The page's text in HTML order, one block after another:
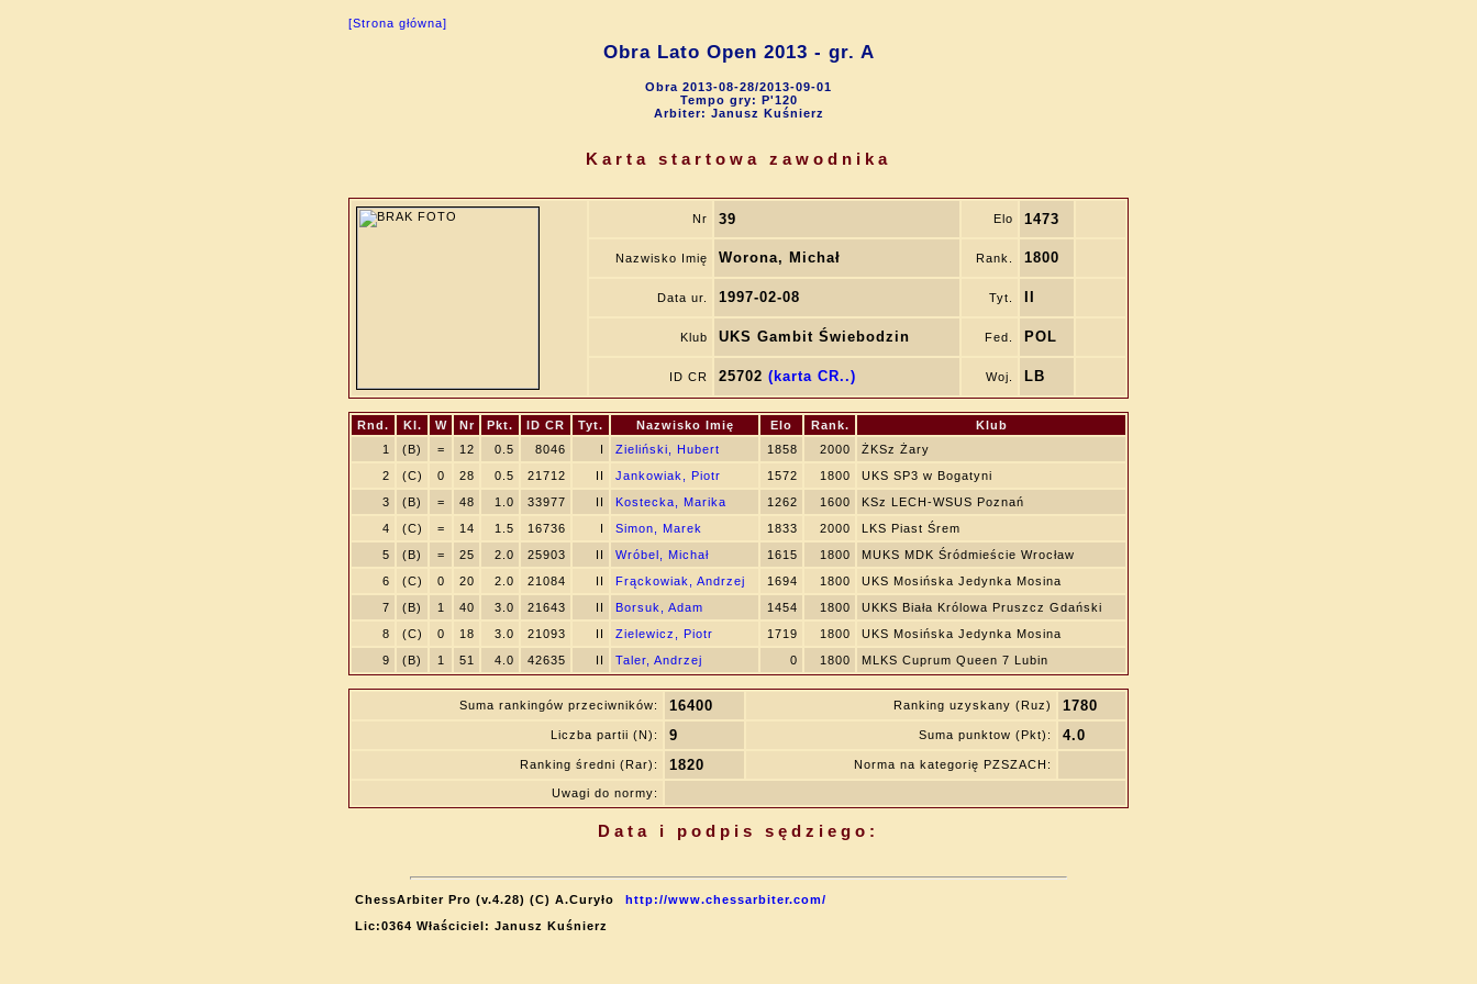
[Strona główna]
Obra Lato Open 2013 - gr. A
Obra 2013-08-28/2013-09-01
Tempo gry: P'120
Arbiter: Janusz Kuśnierz
Karta startowa zawodnika
Nr 39 Elo 1473
Nazwisko Imię Worona, Michał Rank. 1800
Data ur. 1997-02-08 Tyt.
Klub UKS Gambit Świebodzin Fed. POL
ID CR 25702 (karta CR..) Woj. LB
Rnd. Kl. W Nr Pkt. ID CR Tyt. Nazwisko Imię Elo Rank.
Klub
1
(B) = 12 0.5 8046 I Zieliński, Hubert 1858 2000
ŻKSz Żary
2
(C) 0 28 0.5 21712 II Jankowiak, Piotr 1572 1800
UKS SP3 w Bogatyni
3
(B) = 48 1.0 33977 II Kostecka, Marika 1262 1600
KSz LECH-WSUS Poznań
4
(C) = 14 1.5 16736 I Simon, Marek 1833 2000
LKS Piast Śrem
5
(B) = 25 2.0 25903 II Wróbel, Michał 1615 1800
MUKS MDK Śródmieście Wrocław
6
(C) 0 20 2.0 21084 II Frąckowiak, Andrzej 1694 1800
UKS Mosińska Jedynka Mosina
7
(B) 1 40 3.0 21643 II Borsuk, Adam 1454 1800
UKKS Biała Królowa Pruszcz Gdański
8
(C) 0 18 3.0 21093 II Zielewicz, Piotr 1719 1800
UKS Mosińska Jedynka Mosina
9
(B) 1 51 4.0 42635 II Taler, Andrzej 0 1800 MLKS Cuprum Queen 7 Lubin
Suma rankingów przeciwników: 16400 Ranking uzyskany (Ruz) 1780
Liczba partii (N): 9 Suma punktow (Pkt): 4.0
Ranking średni (Rar): 1820 Norma na kategorię PZSZACH:
Uwagi do normy:
Data i podpis sędziego:
ChessArbiter Pro (v.4.28) (C) A.Curyło
http://www.chessarbiter.com/
Lic:0364 Właściciel: Janusz Kuśnierz